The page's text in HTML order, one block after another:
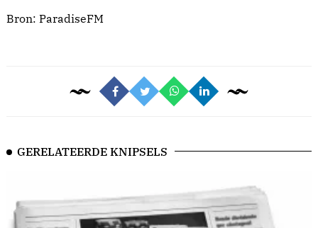
Bron: ParadiseFM
GERELATEERDE KNIPSELS